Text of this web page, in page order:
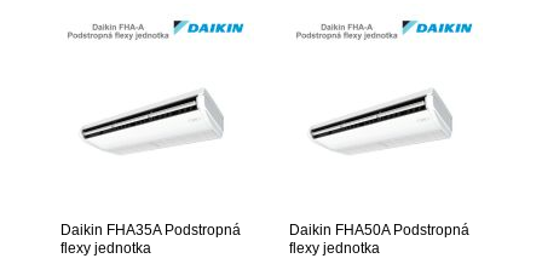
Daikin FHA35A Podstropná
flexy jednotka
Daikin FHA50A Podstropná
flexy jednotka